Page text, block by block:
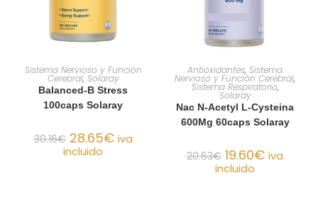
AÑADIR AL CARRITO
Sistema Nervioso y Función
Cerebral, Solaray
Balanced-B Stress
100caps Solaray
30.16€ 28.65€ iva
incluido
AÑADIR AL CARRITO
Antioxidantes, Sistema
Nervioso y Función Cerebral,
Sistema Respiratorio,
Solaray
Nac N-Acetyl L-Cysteina
600Mg 60caps Solaray
20.63€ 19.60€ iva
incluido